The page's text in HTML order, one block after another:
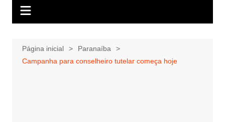
Página inicial
Paranaíba
Campanha para conselheiro tutelar começa hoje